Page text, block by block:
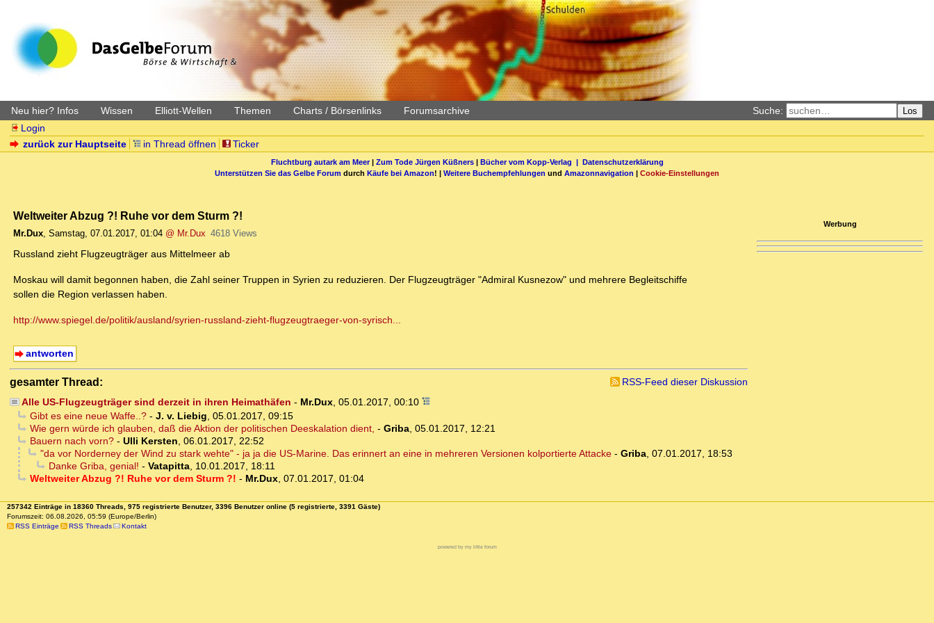
Neu hier? Infos Wissen Elliott-Wellen Themen Charts / Börsenlinks Forumsarchive Suche: Los
Login
zurück zur Hauptseite
in Thread öffnen Ticker
Fluchtburg autark am Meer| Zum Tode Jürgen Küßners| Bücher vom Kopp-Verlag | Datenschutzerklärung
Unterstützen Sie das Gelbe Forum durch Käufe bei Amazon! | Weitere Buchempfehlungen und Amazonnavigation | Cookie-Einstellungen
Weltweiter Abzug ?! Ruhe vor dem Sturm ?!
Mr.Dux, Samstag, 07.01.2017, 01:04 @ Mr.Dux 4618 Views
Russland zieht Flugzeugträger aus Mittelmeer ab
Moskau will damit begonnen haben, die Zahl seiner Truppen in Syrien zu reduzieren. Der Flugzeugträger "Admiral Kusnezow" und mehrere Begleitschiffe
sollen die Region verlassen haben.
http://www.spiegel.de/politik/ausland/syrien-russland-zieht-flugzeugtraeger-von-syrisch...
antworten
gesamter Thread:
RSS-Feed dieser Diskussion
Alle US-Flugzeugträger sind derzeit in ihren Heimathäfen - Mr.Dux, 05.01.2017, 00:10
Gibt es eine neue Waffe..?- J. v. Liebig, 05.01.2017, 09:15
Wie gern würde ich glauben, daß die Aktion der politischen Deeskalation dient, - Griba, 05.01.2017, 12:21
Bauern nach vorn?- Ulli Kersten, 06.01.2017, 22:52
"da vor Norderney der Wind zu stark wehte" - ja ja die US-Marine. Das erinnert an eine in mehreren Versionen kolportierte Attacke- Griba, 07.01.2017, 18:53
Danke Griba, genial! - Vatapitta, 10.01.2017, 18:11
Weltweiter Abzug ?! Ruhe vor dem Sturm ?! - Mr.Dux, 07.01.2017, 01:04
Werbung
257342 Einträge in 18360 Threads, 975 registrierte Benutzer, 3396 Benutzer online (5 registrierte, 3391 Gäste)
Forumszeit: 06.08.2026, 05:59 (Europe/Berlin)
RSS Einträge
RSS Threads Kontakt
powered by my little forum